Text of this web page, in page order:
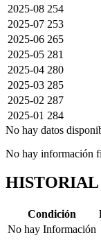
2025-08 254
2025-07 253
2025-06 265
2025-05 281
2025-04 280
2025-03 285
2025-02 287
2025-01 284
No hay datos
No hay información
HISTORIAL
Condición
No hay Información